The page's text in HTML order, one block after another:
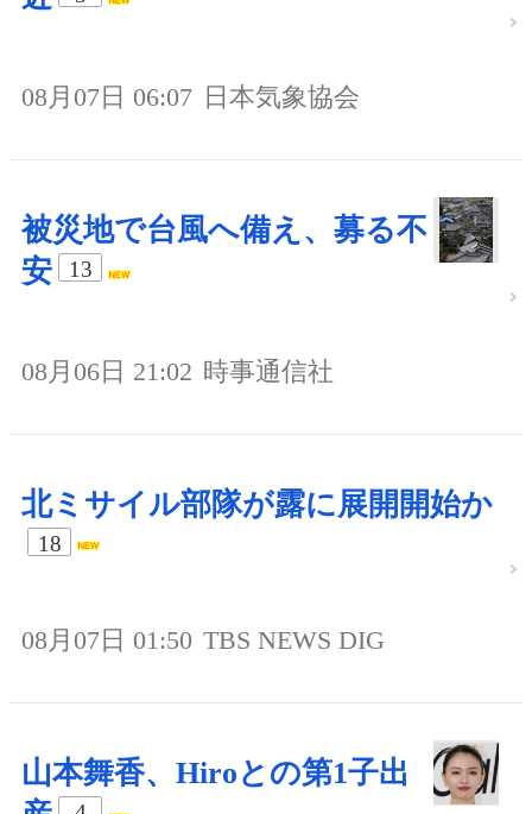
08月07日 06:07 日本気象協会
被災地で台風へ備え、募る不
安
13
08月06日 21:02 時事通信社
北ミサイル部隊が露に展開開始か
18
08月07日 01:50 TBS NEWS DIG
山本舞香、Hiroとの第1子出